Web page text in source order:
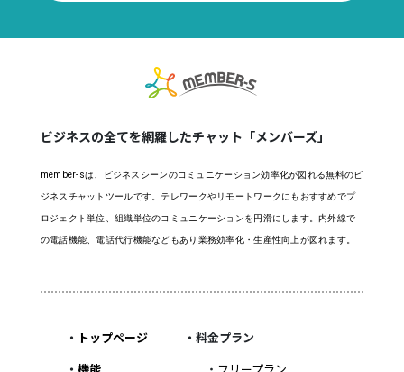
ビジネスの全てを網羅したチャット「メンバーズ」
member-sは、ビジネスシーンのコミュニケーション効率化が図れる無料のビ
ジネスチャットツールです。テレワークやリモートワークにもおすすめでプ
ロジェクト単位、組織単位のコミュニケーションを円滑にします。内外線で
の電話機能、電話代行機能などもあり業務効率化・生産性向上が図れます。
・ トップページ
・料金プラン